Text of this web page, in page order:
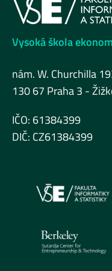
Vysoká škola
nám. W. Churchilla
130 67 Praha 3 -
IČO: 61384399
DIČ: CZ61384399